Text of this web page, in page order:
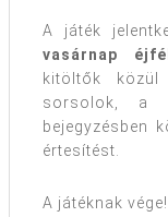
A játék
vasárnap éjfél
kitöltők
sorsolok, a
bejegyzésben
értesítést.
A játéknak